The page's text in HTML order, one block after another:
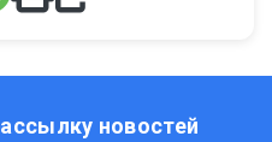
новостей